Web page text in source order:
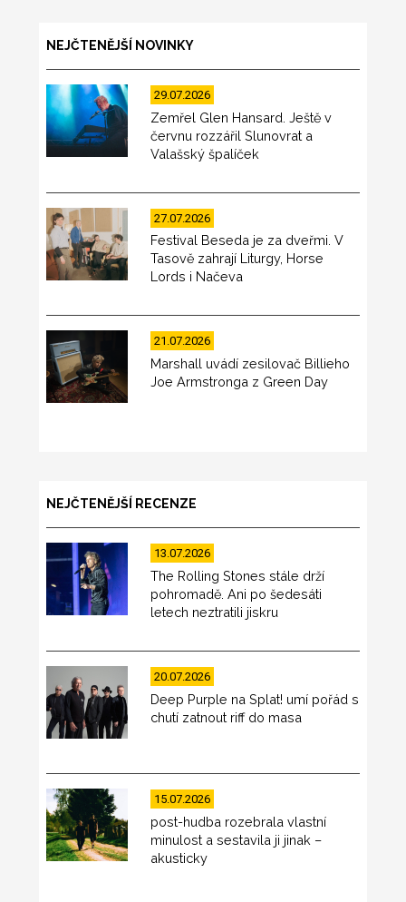
NEJČTENĚJŠÍ NOVINKY
29.07.2026
Zemřel Glen Hansard. Ještě v
červnu rozzářil Slunovrat a
Valašský špalíček
27.07.2026
Festival Beseda je za dveřmi. V
Tasově zahrají Liturgy, Horse
Lords i Načeva
21.07.2026
Marshall uvádí zesilovač Billieho
Joe Armstronga z Green Day
NEJČTENĚJŠÍ RECENZE
13.07.2026
The Rolling Stones stále drží
pohromadě. Ani po šedesáti
letech neztratili jiskru
20.07.2026
Deep Purple na Splat! umí pořád s
chutí zatnout riff do masa
15.07.2026
post-hudba rozebrala vlastní
minulost a sestavila ji jinak –
akusticky